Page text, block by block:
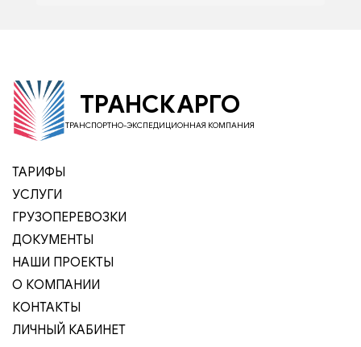
ТРАНСКАРГО
ТРАНСПОРТНО-ЭКСПЕДИЦИОННАЯ КОМПАНИЯ
ТАРИФЫ
УСЛУГИ
ГРУЗОПЕРЕВОЗКИ
ДОКУМЕНТЫ
НАШИ ПРОЕКТЫ
О КОМПАНИИ
КОНТАКТЫ
ЛИЧНЫЙ КАБИНЕТ